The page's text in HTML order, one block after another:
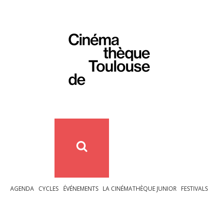
AGENDA CYCLES ÉVÉNEMENTS LA CINÉMATHÈQUE JUNIOR FESTIVALS